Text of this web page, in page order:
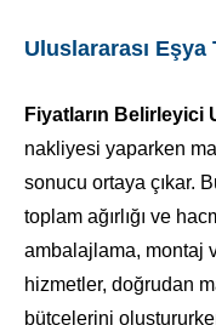
Uluslararası Eşya
Fiyatların Belirleyici
nakliyesi yaparken
sonucu ortaya çıkar.
toplam ağırlığı ve
ambalajlama, montaj
hizmetler, doğrudan
bütçelerini